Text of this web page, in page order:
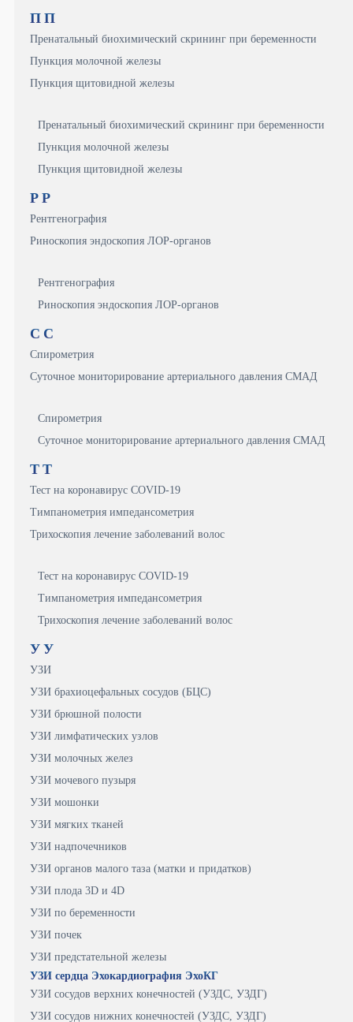
П П
Пренатальный биохимический скрининг при беременности
Пункция молочной железы
Пункция щитовидной железы
Пренатальный биохимический скрининг при беременности
Пункция молочной железы
Пункция щитовидной железы
Р Р
Рентгенография
Риноскопия эндоскопия ЛОР-органов
Рентгенография
Риноскопия эндоскопия ЛОР-органов
С С
Спирометрия
Суточное мониторирование артериального давления СМАД
Спирометрия
Суточное мониторирование артериального давления СМАД
Т Т
Тест на коронавирус COVID-19
Тимпанометрия импедансометрия
Трихоскопия лечение заболеваний волос
Тест на коронавирус COVID-19
Тимпанометрия импедансометрия
Трихоскопия лечение заболеваний волос
У У
УЗИ
УЗИ брахиоцефальных сосудов (БЦС)
УЗИ брюшной полости
УЗИ лимфатических узлов
УЗИ молочных желез
УЗИ мочевого пузыря
УЗИ мошонки
УЗИ мягких тканей
УЗИ надпочечников
УЗИ органов малого таза (матки и придатков)
УЗИ плода 3D и 4D
УЗИ по беременности
УЗИ почек
УЗИ предстательной железы
УЗИ сердца Эхокардиография ЭхоКГ
УЗИ сосудов верхних конечностей (УЗДС, УЗДГ)
УЗИ сосудов нижних конечностей (УЗДС, УЗДГ)